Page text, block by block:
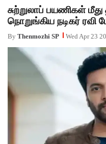
ACTORS
MOVIESTILLS
EVENTS
சுற்றுலாப் பயணிகள்
நொறுங்கிய நடிகர்
By Thenmozhi SP Wed Apr 23